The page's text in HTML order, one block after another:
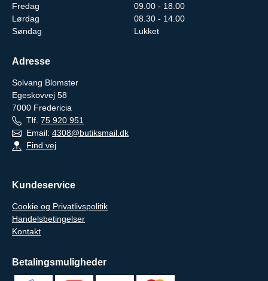
Fredag
09.00 - 18.00
Lørdag
08.30 - 14.00
Søndag
Lukket
Adresse
Solvang Blomster
Egeskovvej 58
7000 Fredericia
Tlf. 75 920 951
Email: 4308@butiksmail.dk
Find vej
Kundeservice
Cookie og Privatlivspolitik
Handelsbetingelser
Kontakt
Betalingsmuligheder